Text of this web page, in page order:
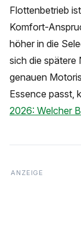
Flottenbetrieb
Komfort-
höher in die
sich die spätere
genauen
Essence passt,
2026: Welcher